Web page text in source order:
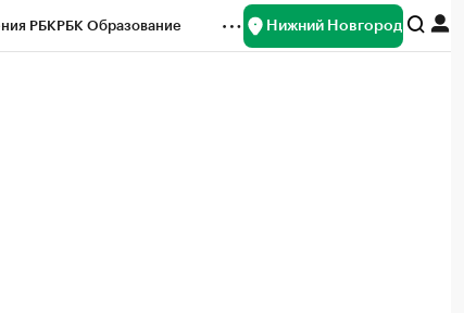
РБКРБК Образование Нижний Новгород